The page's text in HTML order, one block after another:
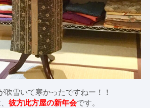
吹雪いて寒かったですねー！！
彼方此方屋の新年会です。